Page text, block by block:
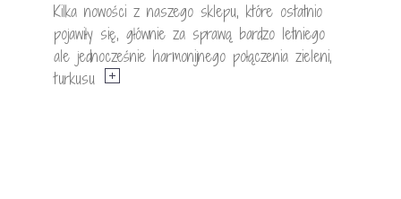
Kilka nowości z naszego sklepu, które ostatnio
pojawiły się, głównie za sprawą bardzo letniego
ale jednocześnie harmonijnego połączenia zieleni,
turkusu